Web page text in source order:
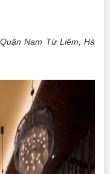
Nam Từ Liêm, Hà